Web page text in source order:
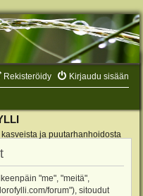
Kirjaudu sisään
Rekisteröidy
ja puutarhanhoidosta
"me", "meitä",
forum"), sitoudut